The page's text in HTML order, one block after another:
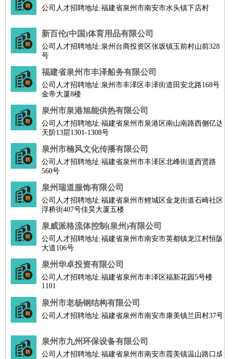
公司人才招聘地址:福建省泉州市南安市水头镇下店村
新百伦(中国)体育用品有限公司
公司人才招聘地址:泉州台商投资区张坂镇玉前村山前328
号
福建省泉州市丰泽船务有限公司
公司人才招聘地址:泉州市丰泽区丰泽街道田安北路168号
金帝大厦8楼
泉州市泉港旭能供热有限公司
公司人才招聘地址:福建省泉州市泉港区南山南路西侧亿达
天阶13层1301-1308号
泉州市楠风文化传播有限公司
公司人才招聘地址:福建省泉州市丰泽区北峰街道西贤路
560号
泉州瑞道服饰有限公司
公司人才招聘地址:福建省泉州市鲤城区金龙街道石崎社区
浮桥街407号佳昊大厦五楼
泉威派格流体控制(泉州)有限公司
公司人才招聘地址:福建省泉州市南安市英都镇龙江村恒阪
大道106号
泉州华卓投资有限公司
公司人才招聘地址:福建省泉州市丰泽区福新花园5号楼
1101
泉州市老杨钢结构有限公司
公司人才招聘地址:福建省泉州市南安市康美镇兰田村37号
泉州市九州环保设备有限公司
公司人才招聘地址:福建省泉州市南安市霞美镇温山路口成